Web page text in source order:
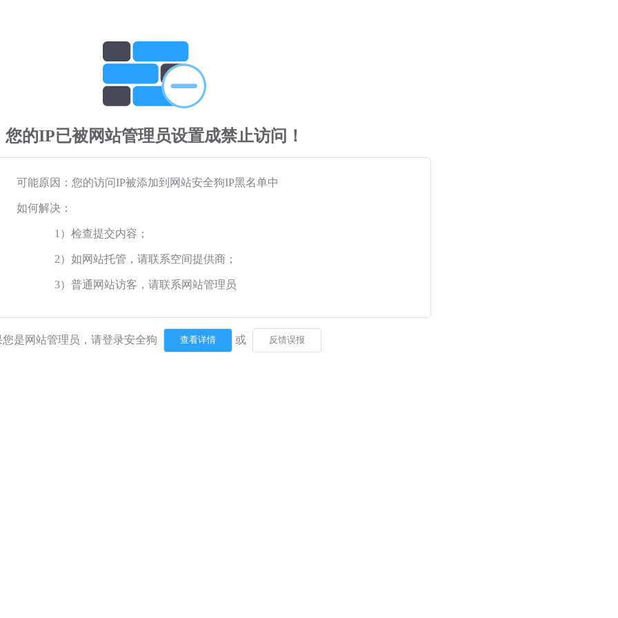
您的IP已被网站管理员设置成禁止访问！
可能原因：您的访问IP被添加到网站安全狗IP黑名单中
如何解决：
1）检查提交内容；
2）如网站托管，请联系空间提供商；
3）普通网站访客，请联系网站管理员
您是网站管理员，请登录安全狗 或